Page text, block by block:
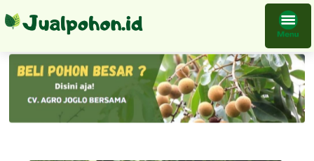
Tanaman Buah Delima Merah Bibit Biji Lunak Ruby Pomegranate Spanyol Hasil Cangkok Cepat Berbuah Menerima Grosir